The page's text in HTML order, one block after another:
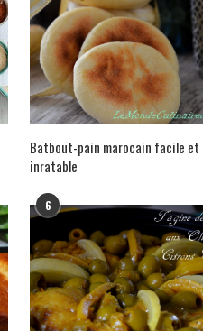
Batbout-pain marocain facile et
inratable
6